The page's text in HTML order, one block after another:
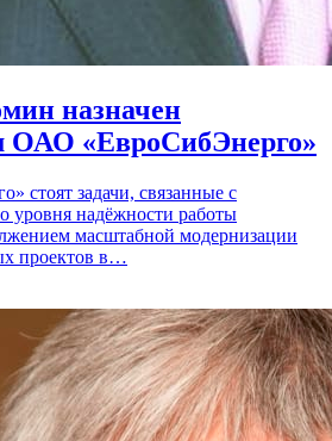
назначен
ОАО «ЕвроСибЭнерго»
стоят задачи, связанные с
уровня надёжности работы
масштабной модернизации
проектов в…